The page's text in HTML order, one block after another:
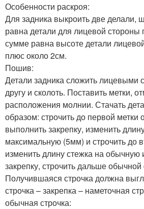
Особенности раскроя:
Для задника выкроить две делали,
равна детали для лицевой
сумме равна высоте детали
плюс около 2см.
Пошив:
Детали задника сложить лицевыми
другу и сколоть. Поставить метки,
расположения молнии. Стачать
образом: строчить до первой метки
выполнить закрепку, изменить
максимальную (5мм) и строчить до
изменить длину стежка на обычную
закрепку, строчить дальше обычной
Получившаяся строчка должна
строчка – закрепка – наметочная
обычная строчка: